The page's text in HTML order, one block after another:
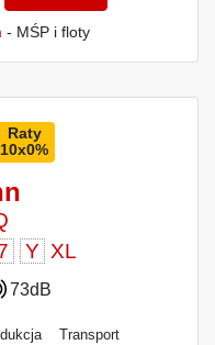
- MŚP i floty
Raty
10x0%
Y XL
73dB
Transport